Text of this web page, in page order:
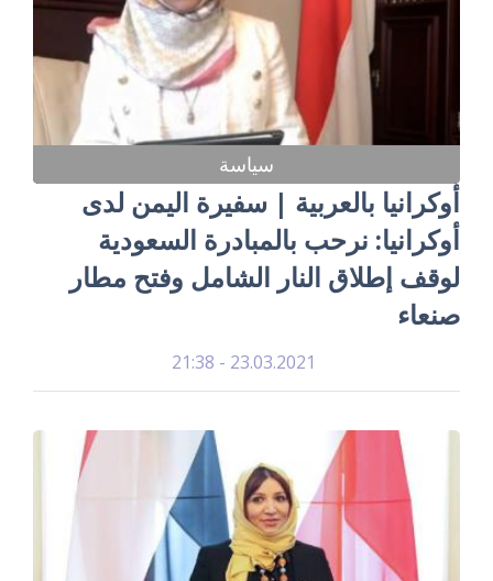
سياسة
أوكرانيا بالعربية | سفيرة اليمن لدى
أوكرانيا: نرحب بالمبادرة السعودية
لوقف إطلاق النار الشامل وفتح مطار
صنعاء
23.03.2021 - 21:38